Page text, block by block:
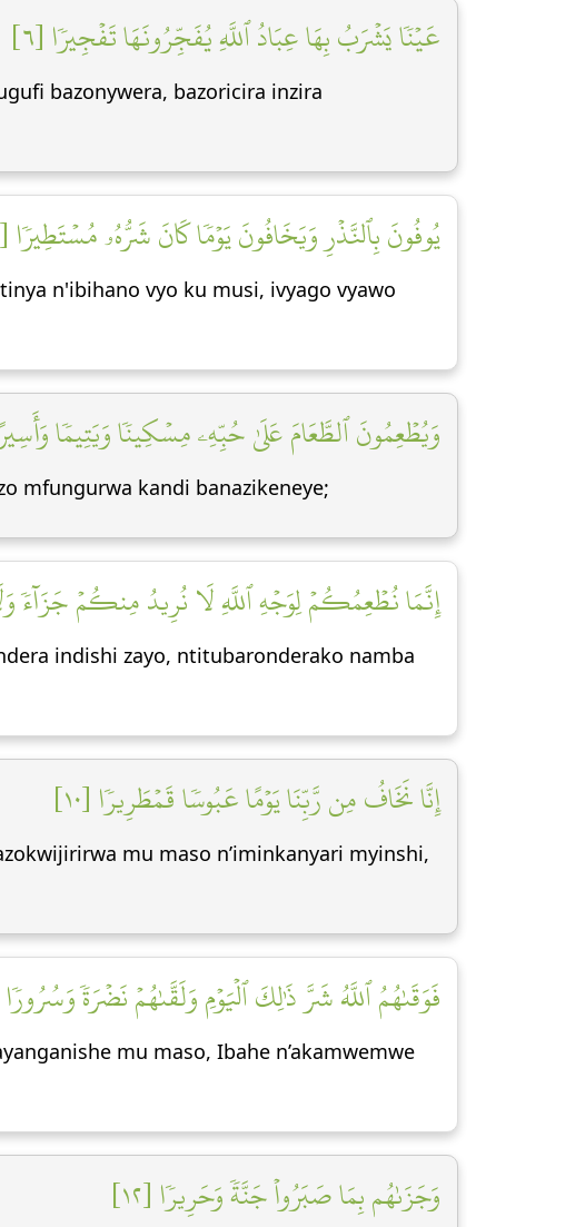
عَيۡنٗا يَشۡرَبُ بِهَا عِبَادُ ٱللَّهِ يُفَجِّرُونَهَا تَفۡجِيرٗا [٦]
bazonywera, bazoricira inzira
يُوفُونَ بِٱلنَّذۡرِ وَيَخَافُونَ يَوۡمٗا كَانَ شَرُّهُۥ مُسۡتَطِيرٗا [٧]
n'ibihano vyo ku musi, ivyago vyawo
وَيُطۡعِمُونَ ٱلطَّعَامَ عَلَىٰ حُبِّهِۦ مِسۡكِينٗا وَيَتِيمٗا
mfungurwa kandi banazikeneye;
إِنَّمَا نُطۡعِمُكُمۡ لِوَجۡهِ ٱللَّهِ لَا نُرِيدُ مِنكُمۡ جَزَآءٗ
indishi zayo, ntitubaronderako namba
إِنَّا نَخَافُ مِن رَّبِّنَا يَوۡمًا عَبُوسٗا قَمۡطَرِيرٗا [١٠]
mu maso n’iminkanyari myinshi,
فَوَقَىٰهُمُ ٱللَّهُ شَرَّ ذَٰلِكَ ٱلۡيَوۡمِ وَلَقَّىٰهُمۡ نَضۡرَةٗ وَسُرُورٗا
mu maso, Ibahe n’akamwemwe
وَجَزَىٰهُم بِمَا صَبَرُواْ جَنَّةٗ وَحَرِيرٗا [١٢]